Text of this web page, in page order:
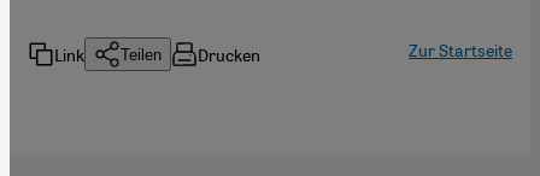
Link Teilen Drucken Zur Startseite